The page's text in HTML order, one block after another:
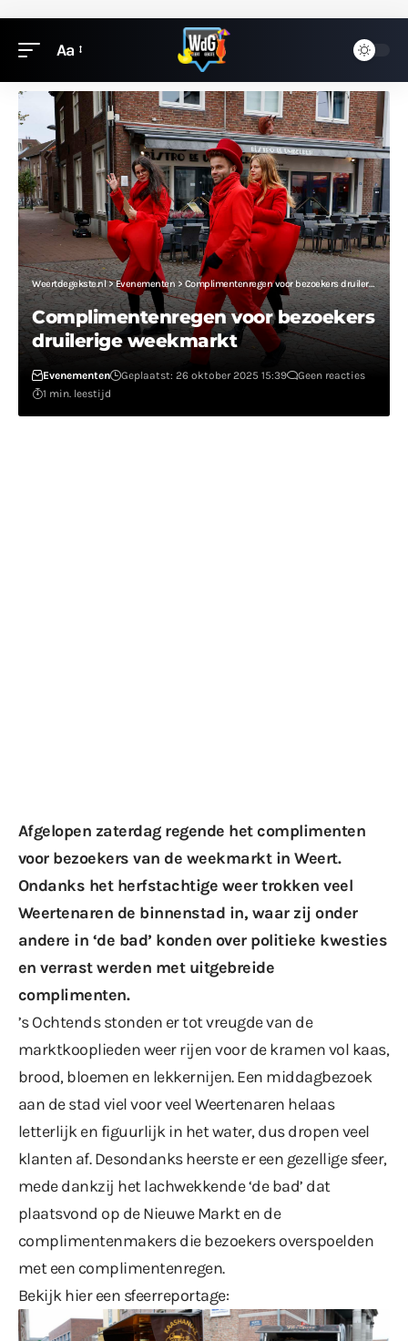
Aa
Weertdegekste.nl>Evenementen>Complimentenregen voor bezoekers druilerige weekmarkt
Complimentenregen voor bezoekers
druilerige weekmarkt
Evenementen Geplaatst: 26 oktober 2025 15:39
Geen reacties
1 min. leestijd
Afgelopen zaterdag regende het complimenten
voor bezoekers van de weekmarkt in Weert.
Ondanks het herfstachtige weer trokken veel
Weertenaren de binnenstad in, waar zij onder
andere in ‘de bad’ konden over politieke kwesties
en verrast werden met uitgebreide
complimenten.
’s Ochtends stonden er tot vreugde van de
marktkooplieden weer rijen voor de kramen vol kaas,
brood, bloemen en lekkernijen. Een middagbezoek
aan de stad viel voor veel Weertenaren helaas
letterlijk en figuurlijk in het water, dus dropen veel
klanten af. Desondanks heerste er een gezellige sfeer,
mede dankzij het lachwekkende ‘de bad’ dat
plaatsvond op de Nieuwe Markt en de
complimentenmakers die bezoekers overspoelden
met een complimentenregen.
Bekijk hier een sfeerreportage: